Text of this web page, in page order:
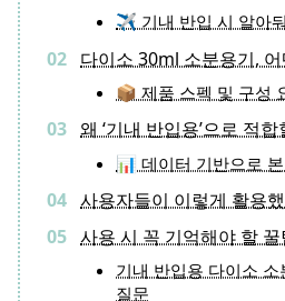
✈️ 기내 반입 시 알아
다이소 30ml 소분용기,
📦 제품 스펙 및 구성
왜 ‘기내 반입용’으로 적
📊 데이터 기반으로
사용자들이 이렇게 활용
사용 시 꼭 기억해야 할 꿀
기내 반입용 다이소
질문